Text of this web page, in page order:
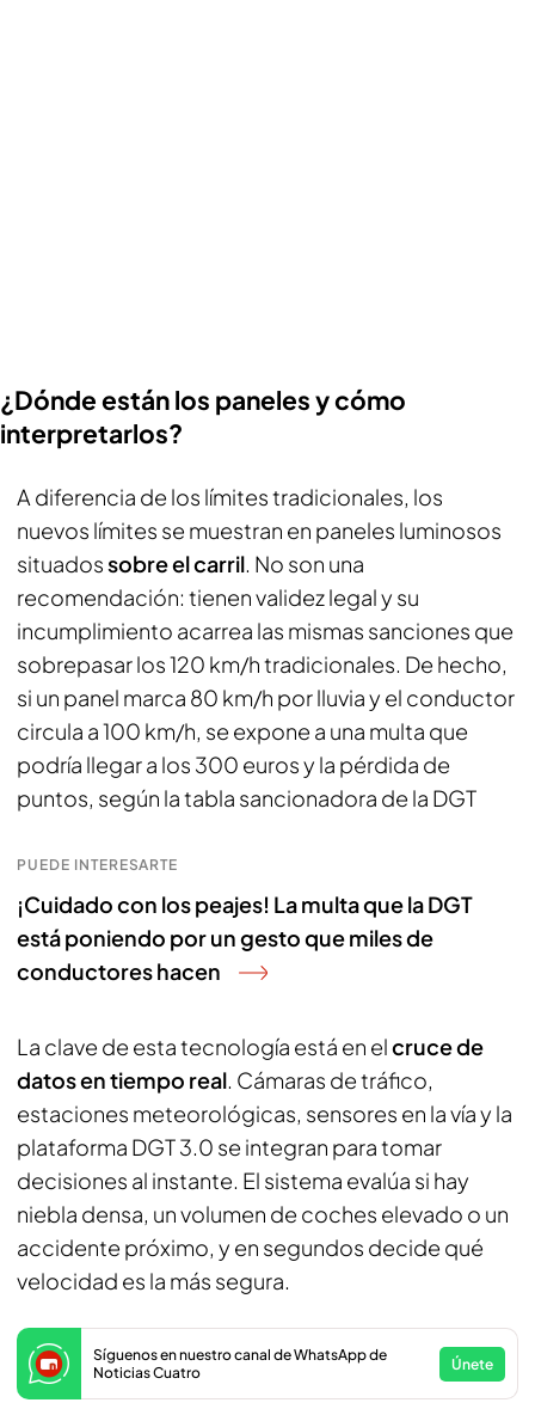
¿Dónde están los paneles y cómo
interpretarlos?
A diferencia de los límites tradicionales, los
nuevos límites se muestran en paneles luminosos
situadossobre el carril. No son una
recomendación: tienen validez legal y su
incumplimiento acarrea las mismas sanciones que
sobrepasar los 120 km/h tradicionales. De hecho,
si un panel marca 80 km/h por lluvia y el conductor
circula a 100 km/h, se expone a una multa que
podría llegar a los 300 euros y la pérdida de
puntos, según la tabla sancionadora de la DGT
PUEDE INTERESARTE
¡Cuidado con los peajes! La multa que la DGT
está poniendo por un gesto que miles de
conductores hacen
La clave de esta tecnología está en elcruce de
datos en tiempo real. Cámaras de tráfico,
estaciones meteorológicas, sensores en la vía y la
plataforma DGT 3.0 se integran para tomar
decisiones al instante. El sistema evalúa si hay
niebla densa, un volumen de coches elevado o un
accidente próximo, y en segundos decide qué
velocidad es la más segura.
Síguenos en nuestro canal de WhatsApp de
Noticias Cuatro
Únete